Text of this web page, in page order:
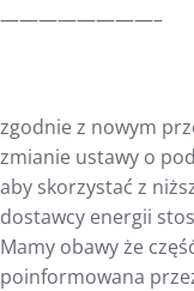
————————–
zgodnie z nowym
zmianie ustawy o
aby skorzystać z
dostawcy energii
Mamy obawy że
poinformowana